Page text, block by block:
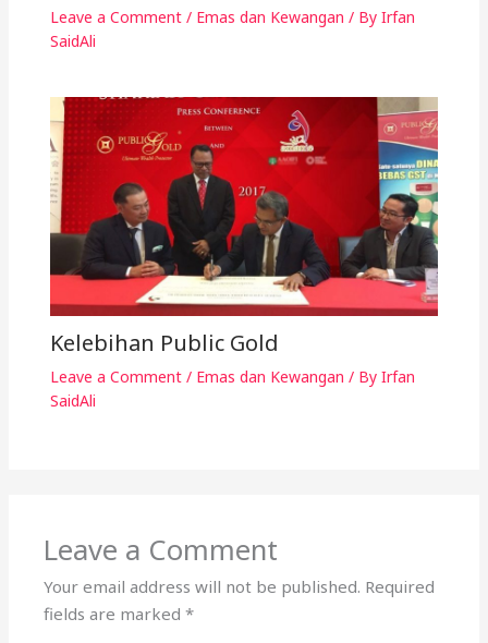
Leave a Comment / Emas dan Kewangan / By Irfan
SaidAli
Kelebihan Public Gold
Leave a Comment / Emas dan Kewangan / By Irfan
SaidAli
Leave a Comment
Your email address will not be published. Required
fields are marked*